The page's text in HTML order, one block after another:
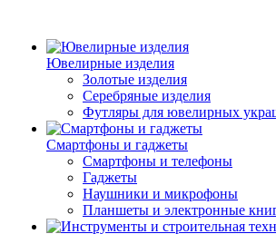
Ювелирные изделия
Золотые изделия
Серебряные изделия
Футляры для ювелирных
Смартфоны и гаджеты
Смартфоны и телефоны
Гаджеты
Наушники и микрофоны
Планшеты и электронные